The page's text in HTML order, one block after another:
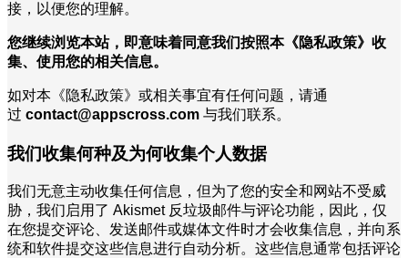
接，以便您的理解。
您继续浏览本站，即意味着同意我们按照本《隐私政策》收
集、使用您的相关信息。
如对本《隐私政策》或相关事宜有任何问题，请通
过 contact@appscross.com 与我们联系。
我们收集何种及为何收集个人数据
我们无意主动收集任何信息，但为了您的安全和网站不受威
胁，我们启用了 Akismet 反垃圾邮件与评论功能，因此，仅
在您提交评论、发送邮件或媒体文件时才会收集信息，并向系
统和软件提交这些信息进行自动分析。这些信息通常包括评论